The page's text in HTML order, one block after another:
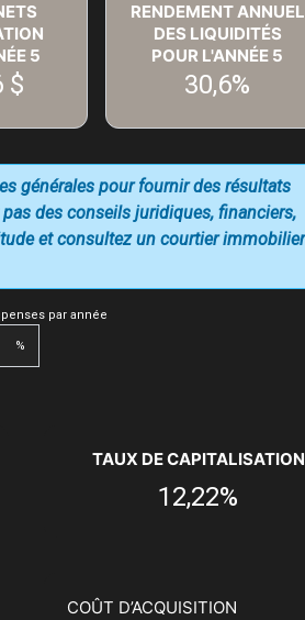
5
$
RENDEMENT ANNUEL
DES LIQUIDITÉS
POUR L'ANNÉE 5
30,6%
par année
%
générales pour fournir des résultats
des conseils juridiques, financiers,
et consultez un courtier immobilier
TAUX DE CAPITALISATION
12,22%
COÛT D’ACQUISITION